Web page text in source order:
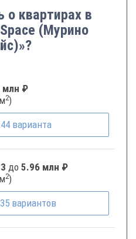
о квартирах в
(Мурино
млн ₽
2)
44 варианта
до 5.96 млн ₽
2)
вариантов